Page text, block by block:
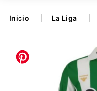
Retro
Inicio La Liga